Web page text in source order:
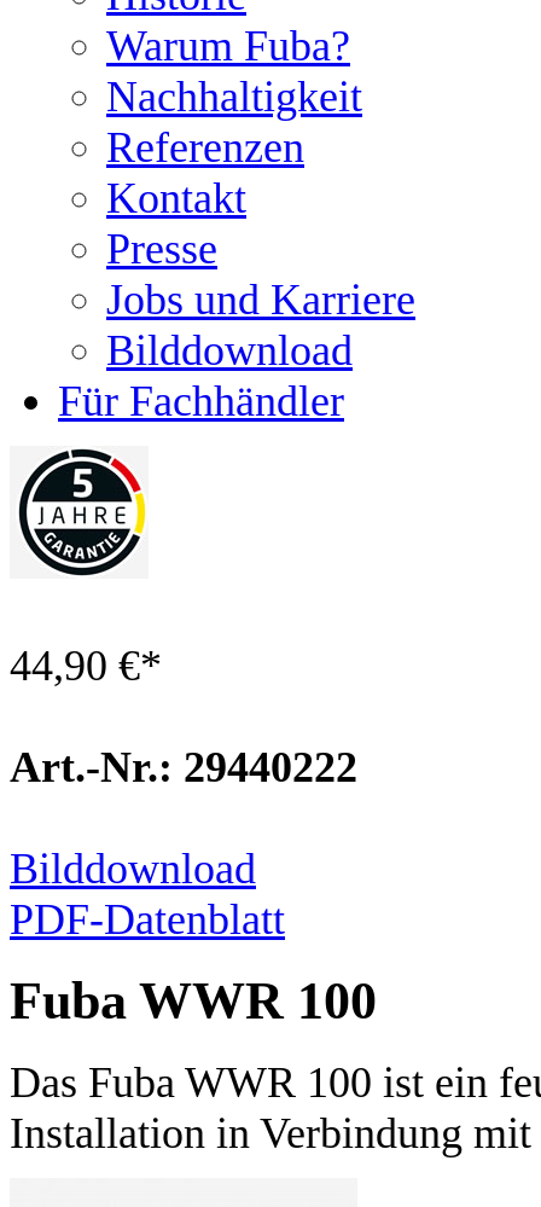
Warum Fuba?
Nachhaltigkeit
Referenzen
Kontakt
Presse
Jobs und Karriere
Bilddownload
Für Fachhändler
44,90 €*
Art.-Nr.: 29440222
Bilddownload
PDF-Datenblatt
Fuba WWR 100
Das Fuba WWR 100 ist ein
Installation in Verbindung